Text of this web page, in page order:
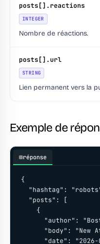
posts[].reactions
INTEGER
Nombre de réactions.
posts[].url
STRING
Lien permanent vers la
Exemple de
réponse
{
"hashtag":
  "posts": [
    {
"author":
"body": "New
"date": "2026-